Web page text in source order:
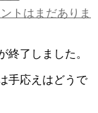
トはまだありま
終了しました。
手応えはどうで